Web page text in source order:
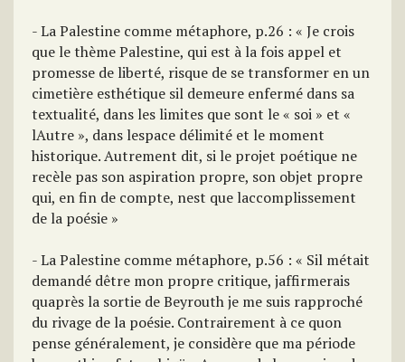
- La Palestine comme métaphore, p.26 : « Je crois
que le thème Palestine, qui est à la fois appel et
promesse de liberté, risque de se transformer en un
cimetière esthétique sil demeure enfermé dans sa
textualité, dans les limites que sont le « soi » et «
lAutre », dans lespace délimité et le moment
historique. Autrement dit, si le projet poétique ne
recèle pas son aspiration propre, son objet propre
qui, en fin de compte, nest que laccomplissement
de la poésie »
- La Palestine comme métaphore, p.56 : « Sil métait
demandé dêtre mon propre critique, jaffirmerais
quaprès la sortie de Beyrouth je me suis rapproché
du rivage de la poésie. Contrairement à ce quon
pense généralement, je considère que ma période